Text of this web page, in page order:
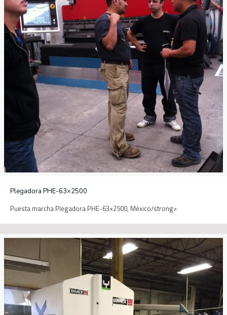
Plegadora PHE-63×2500
Puesta marcha Plegadora PHE-63×2500, México/strong>